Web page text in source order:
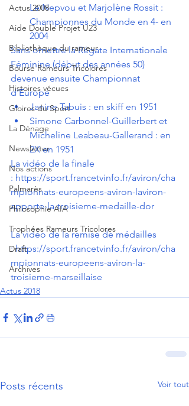
Actus 2008
Aide Double Projet U23
Bibliothèque du rameur
Bourse Rameurs Tricolores
Histoires vécues
Gloires du Sport
La Dénage
Newsletter
Nos actions
Palmarès
Philosophie AIA
Trophées Rameurs Tricolores
Draft
Archives
Le Nepvou et Marjolène Rossit :
Championnes du Monde en 4- en
2004
Sans omettre la Régate Internationale
Féminine (début des années 50)
devenue ensuite Championnat
d'Europe
Janine Tabuis : en skiff en 1951
Simone Carbonnel-Guillerbert et
Micheline Leabeau-Gallerand : en
2X en 1951
La vidéo de la finale
: https://sport.francetvinfo.fr/aviron/cha
mpionnats-europeens-aviron-laviron-
apporte-la-troisieme-medaille-dor
La vidéo de la remise de médailles
: https://sport.francetvinfo.fr/aviron/cha
mpionnats-europeens-aviron-la-
troisieme-marseillaise
Actus 2018
Posts récents Voir tout